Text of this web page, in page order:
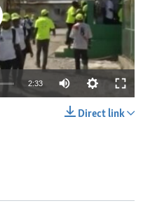
available
2:33
Direct link